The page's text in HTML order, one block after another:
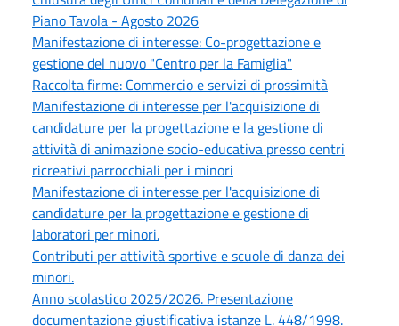
Piano Tavola - Agosto 2026
Manifestazione di interesse: Co-progettazione e
gestione del nuovo "Centro per la Famiglia"
Raccolta firme: Commercio e servizi di prossimità
Manifestazione di interesse per l'acquisizione di
candidature per la progettazione e la gestione di
attività di animazione socio-educativa presso centri
ricreativi parrocchiali per i minori
Manifestazione di interesse per l'acquisizione di
candidature per la progettazione e gestione di
laboratori per minori.
Contributi per attività sportive e scuole di danza dei
minori.
Anno scolastico 2025/2026. Presentazione
documentazione giustificativa istanze L. 448/1998.